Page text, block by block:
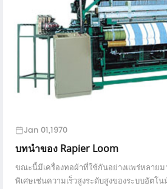
Jan 01,1970
บทนำของ Rapier Loom
ขณะนี้มีเครื่องทอผ้าที่ใช้กันอย่างแพร่หลาย
พิเศษเช่นความเร็วสูงระดับสูงของระบบอัตโ